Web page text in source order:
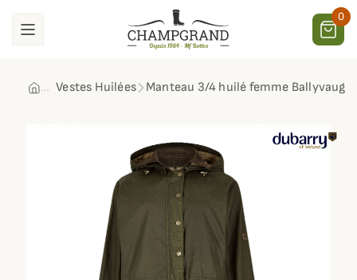
0
Vestes Huilées Manteau 3/4 huilé femme